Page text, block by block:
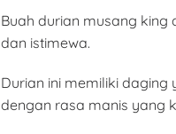
Buah durian musang
dan istimewa.
Durian ini memiliki
dengan rasa manis yang